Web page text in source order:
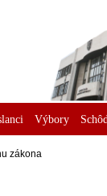
Výbory
zákona